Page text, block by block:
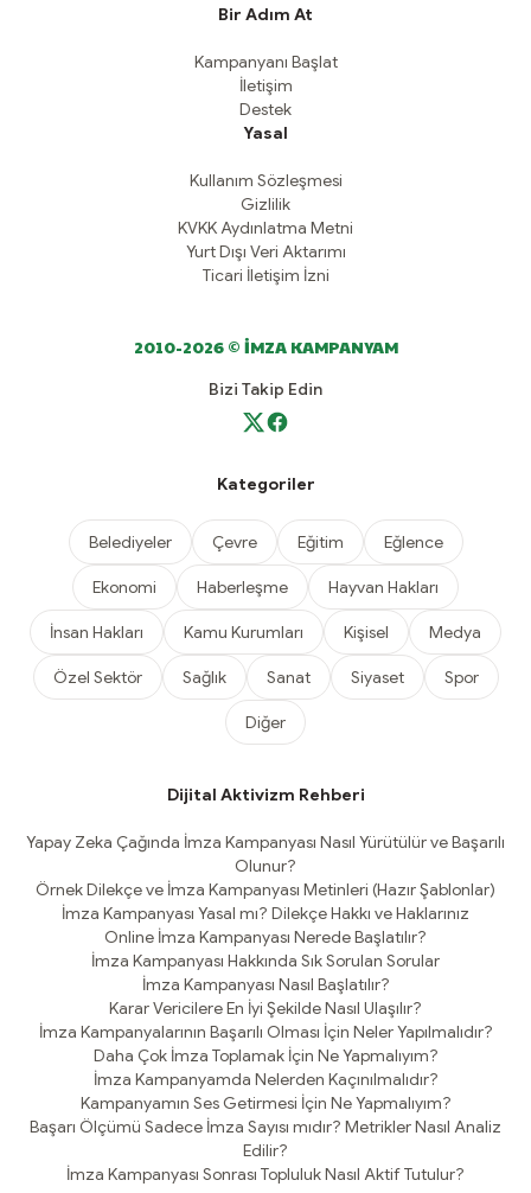
Bir Adım At
Kampanyanı Başlat
İletişim
Destek
Yasal
Kullanım Sözleşmesi
Gizlilik
KVKK Aydınlatma Metni
Yurt Dışı Veri Aktarımı
Ticari İletişim İzni
2010-2026 © İMZA KAMPANYAM
Bizi Takip Edin
Kategoriler
Belediyeler Çevre Eğitim Eğlence
Ekonomi Haberleşme Hayvan Hakları
İnsan Hakları Kamu Kurumları Kişisel Medya
Özel Sektör Sağlık Sanat Siyaset Spor
Diğer
Dijital Aktivizm Rehberi
Yapay Zeka Çağında İmza Kampanyası Nasıl Yürütülür ve Başarılı
Olunur?
Örnek Dilekçe ve İmza Kampanyası Metinleri (Hazır Şablonlar)
İmza Kampanyası Yasal mı? Dilekçe Hakkı ve Haklarınız
Online İmza Kampanyası Nerede Başlatılır?
İmza Kampanyası Hakkında Sık Sorulan Sorular
İmza Kampanyası Nasıl Başlatılır?
Karar Vericilere En İyi Şekilde Nasıl Ulaşılır?
İmza Kampanyalarının Başarılı Olması İçin Neler Yapılmalıdır?
Daha Çok İmza Toplamak İçin Ne Yapmalıyım?
İmza Kampanyamda Nelerden Kaçınılmalıdır?
Kampanyamın Ses Getirmesi İçin Ne Yapmalıyım?
Başarı Ölçümü Sadece İmza Sayısı mıdır? Metrikler Nasıl Analiz
Edilir?
İmza Kampanyası Sonrası Topluluk Nasıl Aktif Tutulur?